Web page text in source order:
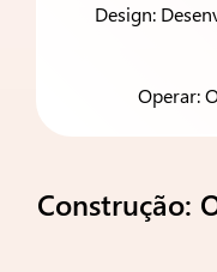
Design:
Operar:
Construção: